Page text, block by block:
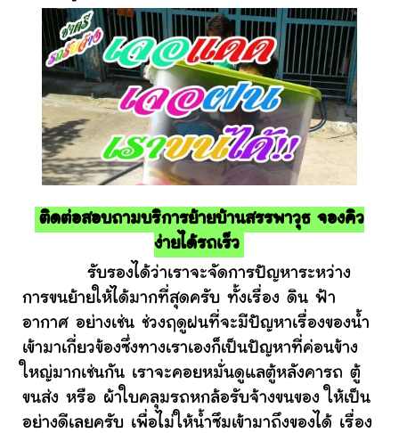
ติดต่อสอบถามบริการย้ายบ้านสรรพาวุธ จองคิว
ง่ายได้รถเร็ว
รับรองได้ว่าเราจะจัดการปัญหาระหว่าง
การขนย้ายให้ได้มากที่สุดครับ ทั้งเรื่อง ดิน ฟ้า
อากาศ อย่างเช่น ช่วงฤดูฝนที่จะมีปัญหาเรื่องของน้ำ
เข้ามาเกี่ยวข้องซึ่งทางเราเองก็เป็นปัญหาที่ค่อนข้าง
ใหญ่มากเช่นกัน เราจะคอยหมั่นดูแลตู้หลังคารถ ตู้
ขนส่ง หรือ ผ้าใบคลุมรถหกล้อรับจ้างขนของ ให้เป็น
อย่างดีเลยครับ เพื่อไม่ให้น้ำซึมเข้ามาถึงของได้ เรื่อง